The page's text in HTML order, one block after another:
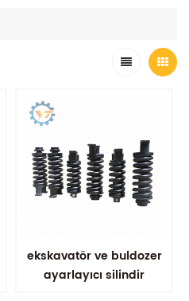
ekskavatör ve buldozer
ayarlayıcı silindir